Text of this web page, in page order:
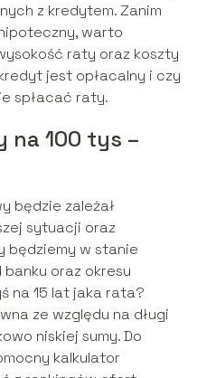
z kredytem. Zanim
warto
raty oraz koszty
jest opłacalny i czy
spłacać raty.
na 100 tys –
będzie zależał
sytuacji oraz
będziemy w stanie
oraz okresu
na 15 lat jaka rata?
ze względu na długi
niskiej sumy. Do
kalkulator